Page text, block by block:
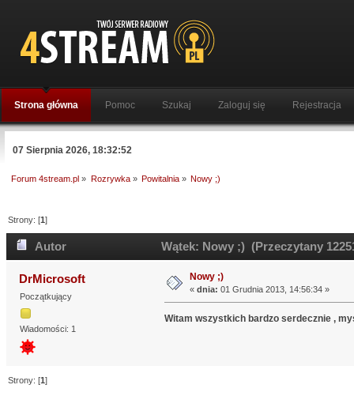
Strona główna Pomoc Szukaj Zaloguj się Rejestracja
07 Sierpnia 2026, 18:32:52
Forum 4stream.pl » Rozrywka» Powitalnia» Nowy ;)
Strony: [1]
Autor Wątek: Nowy ;) (Przeczytany
DrMicrosoft
Początkujący
Wiadomości: 1
Nowy ;)
« dnia: 01 Grudnia 2013, 14:56:34 »
Witam wszystkich bardzo serdecznie ,
Strony: [1]